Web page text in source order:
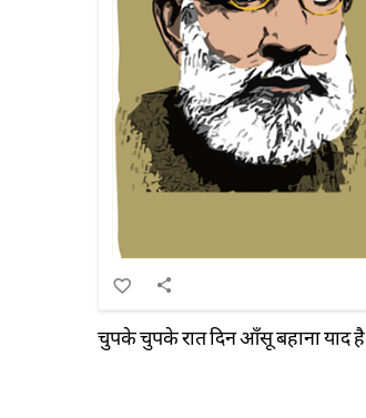
चुपके चुपके रात दिन आँसू बहाना याद है